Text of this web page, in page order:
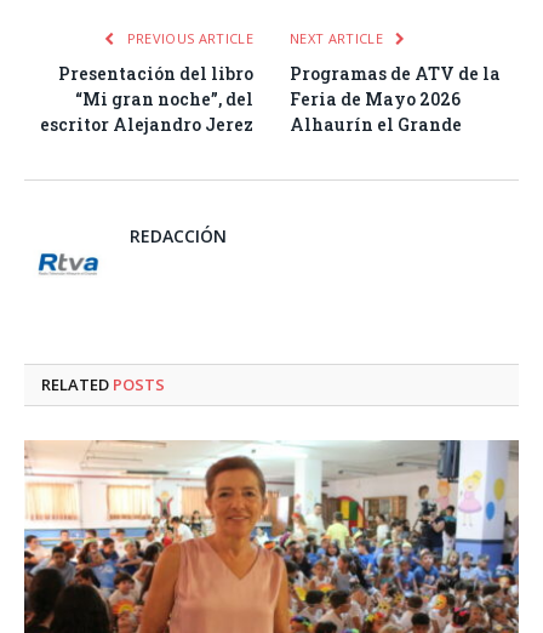
PREVIOUS ARTICLE
Presentación del libro
“Mi gran noche”, del
escritor Alejandro Jerez
NEXT ARTICLE
Programas de ATV de la
Feria de Mayo 2026
Alhaurín el Grande
REDACCIÓN
RELATED POSTS